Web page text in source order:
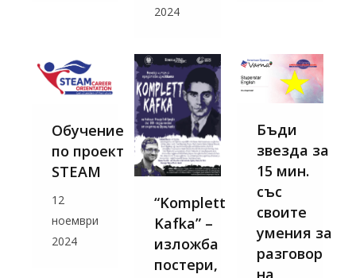
2024
Обучение
по проект
STEAM
12
ноември
2024
“Komplett
Kafka” –
изложба
постери,
Бъди
звезда за
15 мин.
със
своите
умения за
разговор
на